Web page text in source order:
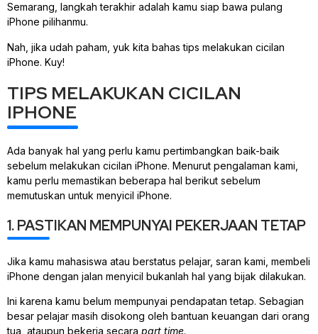
Semarang, langkah terakhir adalah kamu siap bawa pulang
iPhone pilihanmu.
Nah, jika udah paham, yuk kita bahas tips melakukan cicilan
iPhone. Kuy!
TIPS MELAKUKAN CICILAN
IPHONE
Ada banyak hal yang perlu kamu pertimbangkan baik-baik
sebelum melakukan cicilan iPhone. Menurut pengalaman kami,
kamu perlu memastikan beberapa hal berikut sebelum
memutuskan untuk menyicil iPhone.
1. PASTIKAN MEMPUNYAI PEKERJAAN TETAP
Jika kamu mahasiswa atau berstatus pelajar, saran kami, membeli
iPhone dengan jalan menyicil bukanlah hal yang bijak dilakukan.
Ini karena kamu belum mempunyai pendapatan tetap. Sebagian
besar pelajar masih disokong oleh bantuan keuangan dari orang
tua, ataupun bekerja secara part time.